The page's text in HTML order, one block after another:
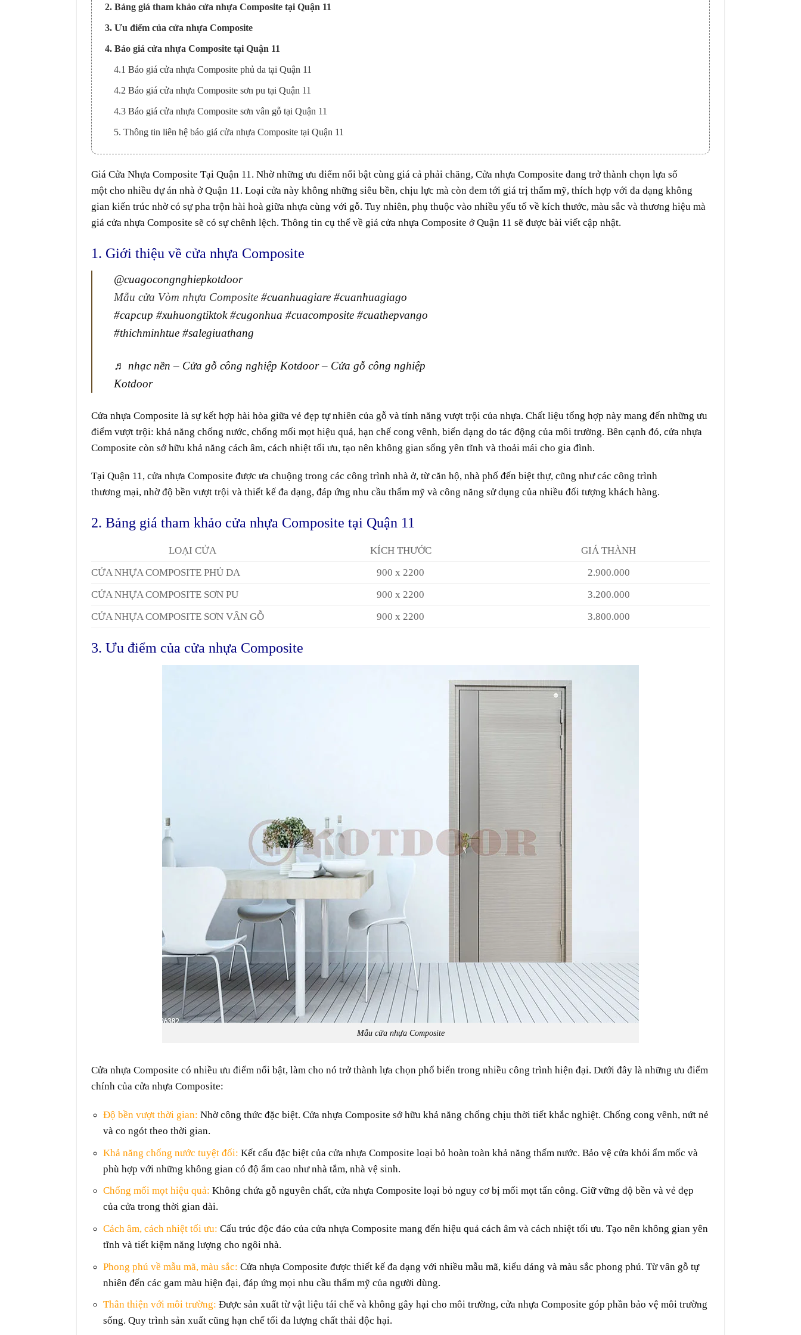
2. Bảng giá tham khảo cửa nhựa Composite tại Quận 11
3. Ưu điểm của cửa nhựa Composite
4. Báo giá cửa nhựa Composite tại Quận 11
4.1 Báo giá cửa nhựa Composite phủ da tại Quận 11
4.2 Báo giá cửa nhựa Composite sơn pu tại Quận 11
4.3 Báo giá cửa nhựa Composite sơn vân gỗ tại Quận 11
5. Thông tin liên hệ báo giá cửa nhựa Composite tại Quận 11
Giá Cửa Nhựa Composite Tại Quận 11. Nhờnhững ưu điểm nổi bật cùng giá cả phải chăng, Cửa nhựa Composite đang trở thành chọn lựa số
mộtcho nhiều dự án nhà ởQuận 11. Loại cửa này không những siêu bền, chịu lực mà còn đem tới giá trị thẩm mỹ, thích hợp với đa dạng không
gian kiến trúc nhờcó sựpha trộn hài hoàgiữa nhựa cùng vớigỗ. Tuy nhiên, phụ thuộc vào nhiều yếu tố về kích thước, màu sắc và thương hiệu mà
giá cửa nhựa Composite sẽ có sựchênh lệch. Thông tin cụ thểvề giá cửa nhựa Composite ở Quận 11 sẽ được bài viết cập nhật.
1. Giới thiệu về cửa nhựa Composite
@cuagocongnghiepkotdoor
Mẫu cửa Vòm nhựa Composite #cuanhuagiare #cuanhuagiago
#capcup #xuhuongtiktok #cugonhua #cuacomposite #cuathepvango
#thichminhtue #salegiuathang
♬ nhạc nền – Cửa gỗ công nghiệp Kotdoor – Cửa gỗ công nghiệp
Kotdoor
Cửa nhựa Composite là sự kết hợp hài hòa giữa vẻ đẹp tự nhiên của gỗ và tính năng vượt trội của nhựa. Chất liệu tổng hợp này mang đến những ưu
điểm vượt trội: khả năng chống nước, chống mối mọt hiệu quả, hạn chế cong vênh, biến dạng do tác động của môi trường. Bên cạnh đó, cửa nhựa
Composite còn sở hữu khả năng cách âm, cách nhiệt tối ưu, tạo nên không gian sống yên tĩnh và thoải mái cho gia đình.
Tại Quận 11, cửa nhựa Composite được ưa chuộng trong các công trình nhà ở, từ căn hộ, nhà phố đến biệt thự, cũng như các công trình
thương mại, nhờ độ bền vượt trội và thiết kế đa dạng, đáp ứng nhu cầu thẩm mỹ và công năng sử dụng của nhiều đối tượng khách hàng.
2. Bảng giá tham khảo cửa nhựa Composite tại Quận 11
LOẠI CỬA KÍCH THƯỚC
GIÁ THÀNH
CỬA NHỰA COMPOSITE PHỦ DA
900 x 2200
2.900.000
CỬA NHỰA COMPOSITE SƠN PU
900 x 2200
3.200.000
CỬA NHỰA COMPOSITE SƠN VÂN GỖ
900 x 2200 3.800.000
3. Ưu điểm của cửa nhựa Composite
Mẫu cửa nhựa Composite
Cửa nhựa Composite có nhiều ưu điểm nổi bật, làm cho nó trở thành lựa chọn phổ biến trong nhiều công trình hiện đại. Dưới đây là những ưu điểm
chính của cửa nhựa Composite:
Độ bền vượt thời gian: Nhờ công thức đặc biệt. Cửa nhựa Composite sở hữu khả năng chống chịu thời tiết khắc nghiệt. Chống cong vênh, nứt nẻ
và co ngót theo thời gian.
Khả năng chống nước tuyệt đối: Kết cấu đặc biệt của cửa nhựa Composite loại bỏ hoàn toàn khả năng thấm nước. Bảo vệ cửa khỏi ẩm mốc và
phù hợp với những không gian có độ ẩm cao như nhà tắm, nhà vệ sinh.
Chống mối mọt hiệu quả: Không chứa gỗ nguyên chất, cửa nhựa Composite loại bỏ nguy cơ bị mối mọt tấn công. Giữ vững độ bền và vẻ đẹp
của cửa trong thời gian dài.
Cách âm, cách nhiệt tối ưu: Cấu trúc độc đáo của cửa nhựa Composite mang đến hiệu quả cách âm và cách nhiệt tối ưu. Tạo nên không gian yên
tĩnh và tiết kiệm năng lượng cho ngôi nhà.
Phong phú về mẫu mã, màu sắc: Cửa nhựa Composite được thiết kế đa dạng với nhiều mẫu mã, kiểu dáng và màu sắc phong phú. Từ vân gỗ tự
nhiên đến các gam màu hiện đại, đáp ứng mọi nhu cầu thẩm mỹ của người dùng.
Thân thiện với môi trường: Được sản xuất từ vật liệu tái chế và không gây hại cho môi trường, cửa nhựa Composite góp phần bảo vệ môi trường
sống. Quy trình sản xuất cũng hạn chế tối đa lượng chất thải độc hại.